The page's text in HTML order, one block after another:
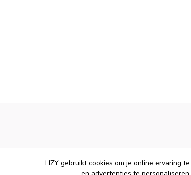
LIZY gebruikt cookies om je online ervaring